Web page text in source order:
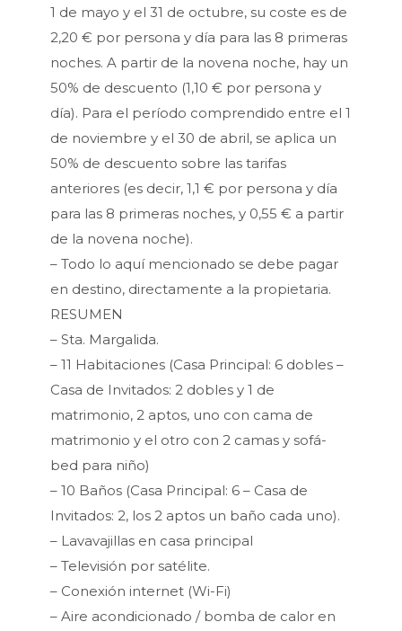
1 de mayo y el 31 de octubre, su coste es de
2,20 € por persona y día para las 8 primeras
noches. A partir de la novena noche, hay un
50% de descuento (1,10 € por persona y
día). Para el período comprendido entre el 1
de noviembre y el 30 de abril, se aplica un
50% de descuento sobre las tarifas
anteriores (es decir, 1,1 € por persona y día
para las 8 primeras noches, y 0,55 € a partir
de la novena noche).
– Todo lo aquí mencionado se debe pagar
en destino, directamente a la propietaria.
RESUMEN
– Sta. Margalida.
– 11 Habitaciones (Casa Principal: 6 dobles –
Casa de Invitados: 2 dobles y 1 de
matrimonio, 2 aptos, uno con cama de
matrimonio y el otro con 2 camas y sofá-
bed para niño)
– 10 Baños (Casa Principal: 6 – Casa de
Invitados: 2, los 2 aptos un baño cada uno).
– Lavavajillas en casa principal
– Televisión por satélite.
– Conexión internet (Wi-Fi)
– Aire acondicionado / bomba de calor en